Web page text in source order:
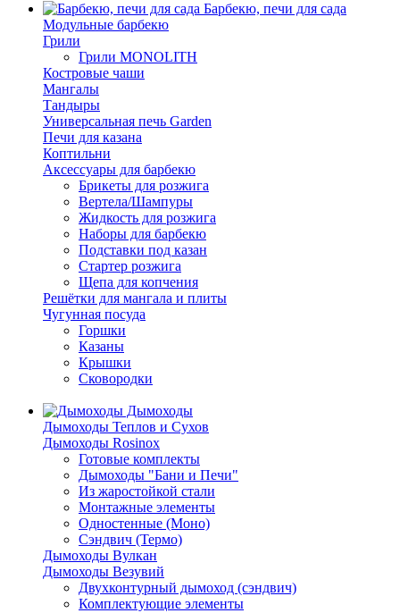
Барбекю, печи для сада
Модульные барбекю
Грили
Грили MONOLITH
Костровые чаши
Мангалы
Тандыры
Универсальная печь Garden
Печи для казана
Коптильни
Аксессуары для барбекю
Брикеты для розжига
Вертела/Шампуры
Жидкость для розжига
Наборы для барбекю
Подставки под казан
Стартер розжига
Щепа для копчения
Решётки для мангала и плиты
Чугунная посуда
Горшки
Казаны
Крышки
Сковородки
Дымоходы
Дымоходы Теплов и Сухов
Дымоходы Rosinox
Готовые комплекты
Дымоходы "Бани и Печи"
Из жаростойкой стали
Монтажные элементы
Одностенные (Моно)
Сэндвич (Термо)
Дымоходы Вулкан
Дымоходы Везувий
Двухконтурный дымоход (сэндвич)
Комплектующие элементы